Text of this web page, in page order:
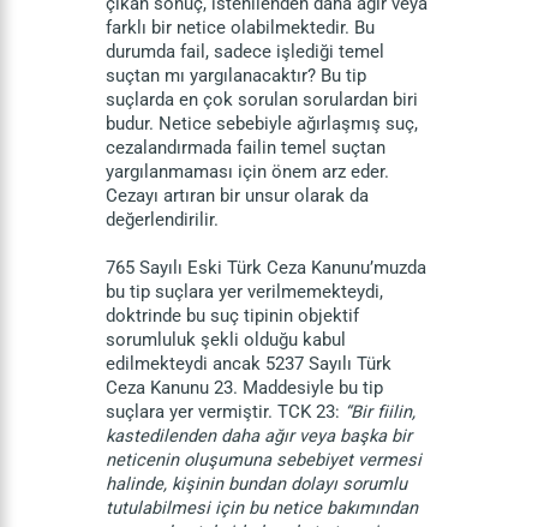
farklı bir netice olabilmektedir. Bu
durumda fail, sadece işlediği temel
suçtan mı yargılanacaktır? Bu tip
suçlarda en çok sorulan sorulardan biri
budur. Netice sebebiyle ağırlaşmış suç,
cezalandırmada failin temel suçtan
yargılanmaması için önem arz eder.
Cezayı artıran bir unsur olarak da
değerlendirilir.
765 Sayılı Eski Türk Ceza Kanunu’muzda
bu tip suçlara yer verilmemekteydi,
doktrinde bu suç tipinin objektif
sorumluluk şekli olduğu kabul
edilmekteydi ancak 5237 Sayılı Türk
Ceza Kanunu 23. Maddesiyle bu tip
suçlara yer vermiştir. TCK 23: “Bir fiilin,
kastedilenden daha ağır veya başka bir
neticenin oluşumuna sebebiyet vermesi
halinde, kişinin bundan dolayı sorumlu
tutulabilmesi için bu netice bakımından